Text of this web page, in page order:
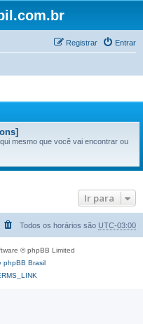
Entrar
Registrar
mesmo que você vai encontrar ou
Ir para
Todos os horários são UTC-03:00
© phpBB Limited
phpBB Brasil